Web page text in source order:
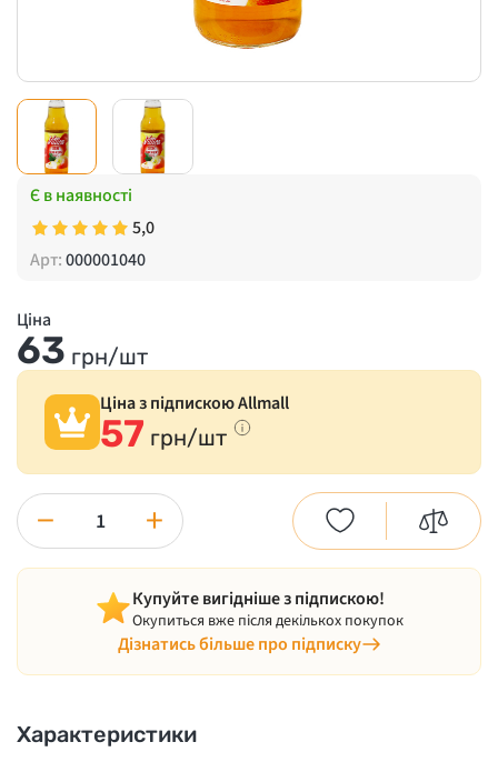
Є в наявності
5,0
Арт:000001040
Ціна
63 грн/шт
Ціна з підпискою Allmall
57 грн/шт
− +
Купуйте вигідніше з підпискою!
Окупиться вже після декількох покупок
Дізнатись більше про підписку
Характеристики